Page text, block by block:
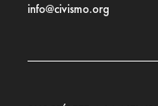
info@civismo.org